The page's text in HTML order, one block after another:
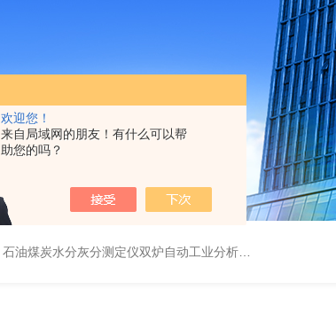
欢迎您！
来自局域网的朋友！有什么可以帮
助您的吗？
石油煤炭水分灰分测定仪双炉自动工业分析仪 微机多样测